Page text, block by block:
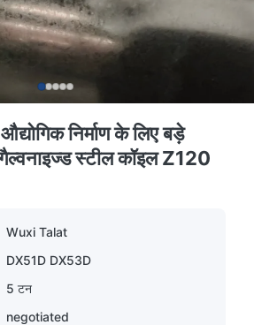
निर्माण के लिए बड़े
स्टील कॉइल Z120
Wuxi Talat
DX51D DX53D
5 टन
negotiated